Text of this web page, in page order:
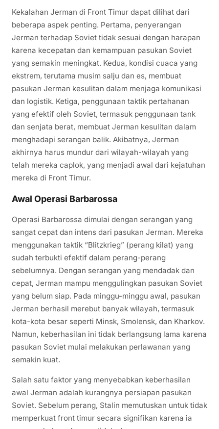
Kekalahan Jerman di Front Timur dapat dilihat dari
beberapa aspek penting. Pertama, penyerangan
Jerman terhadap Soviet tidak sesuai dengan harapan
karena kecepatan dan kemampuan pasukan Soviet
yang semakin meningkat. Kedua, kondisi cuaca yang
ekstrem, terutama musim salju dan es, membuat
pasukan Jerman kesulitan dalam menjaga komunikasi
dan logistik. Ketiga, penggunaan taktik pertahanan
yang efektif oleh Soviet, termasuk penggunaan tank
dan senjata berat, membuat Jerman kesulitan dalam
menghadapi serangan balik. Akibatnya, Jerman
akhirnya harus mundur dari wilayah-wilayah yang
telah mereka caplok, yang menjadi awal dari kejatuhan
mereka di Front Timur.
Awal Operasi Barbarossa
Operasi Barbarossa dimulai dengan serangan yang
sangat cepat dan intens dari pasukan Jerman. Mereka
menggunakan taktik “Blitzkrieg” (perang kilat) yang
sudah terbukti efektif dalam perang-perang
sebelumnya. Dengan serangan yang mendadak dan
cepat, Jerman mampu menggulingkan pasukan Soviet
yang belum siap. Pada minggu-minggu awal, pasukan
Jerman berhasil merebut banyak wilayah, termasuk
kota-kota besar seperti Minsk, Smolensk, dan Kharkov.
Namun, keberhasilan ini tidak berlangsung lama karena
pasukan Soviet mulai melakukan perlawanan yang
semakin kuat.
Salah satu faktor yang menyebabkan keberhasilan
awal Jerman adalah kurangnya persiapan pasukan
Soviet. Sebelum perang, Stalin memutuskan untuk tidak
memperkuat front timur secara signifikan karena ia